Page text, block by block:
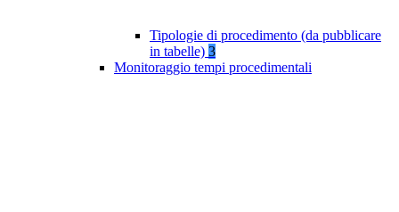
Tipologie di procedimento (da pubblicare
in tabelle) 3
Monitoraggio tempi procedimentali